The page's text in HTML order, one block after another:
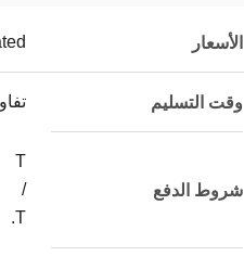
الأسعار
وقت التسليم
شروط الدفع
T
/
T.